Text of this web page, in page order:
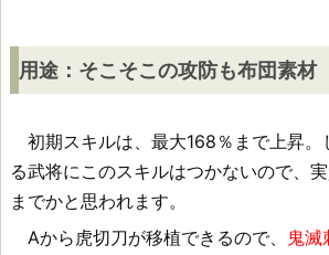
団
材
用途：そこそこの攻防も布団素材
初期スキルは、最大168％まで上昇。
る武将にこのスキルはつかないので、
までかと思われます。
Aから虎切刀が移植できるので、 鬼滅